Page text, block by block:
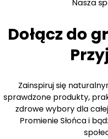
Nasza
Dołącz do
Zainspiruj się
sprawdzone produkty,
zdrowe wybory dla
Promienie Słońca i